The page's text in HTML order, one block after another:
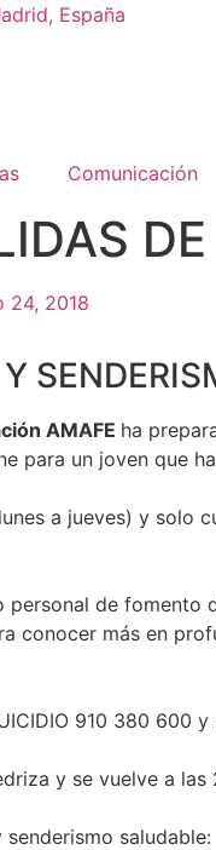
España
Comunicación
24, 2018
AMAFE ha
para un joven que
a jueves) y solo
de
más en
910 380
y se vuelve a
saludable: